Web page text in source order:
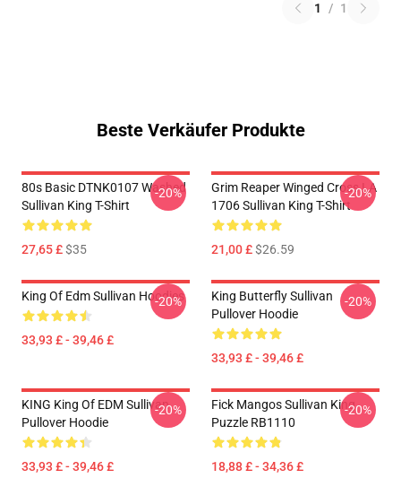
1 / 1
Beste Verkäufer Produkte
80s Basic DTNK0107 Washed
Sullivan King T-Shirt
27,65 £$35
-20%
Grim Reaper Winged Cross LA
1706 Sullivan King T-Shirt
21,00 £$26.59
-20%
King Of Edm Sullivan Hoodies
33,93 £ - 39,46 £
-20%
King Butterfly Sullivan
Pullover Hoodie
33,93 £ - 39,46 £
-20%
KING King Of EDM Sullivan
Pullover Hoodie
33,93 £ - 39,46 £
-20%
Fick Mangos Sullivan King
Puzzle RB1110
18,88 £ - 34,36 £
-20%